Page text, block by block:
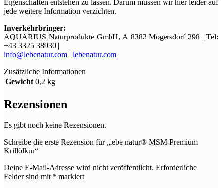
Eigenschaften entstehen zu lassen. Darum müssen wir hier leider auf
jede weitere Information verzichten.
Inverkehrbringer:
AQUARIUS Naturprodukte GmbH, A-8382 Mogersdorf 298 | Tel:
+43 3325 38930 |
info@lebenatur.com | lebenatur.com
Zusätzliche Informationen
Gewicht 0,2 kg
Rezensionen
Es gibt noch keine Rezensionen.
Schreibe die erste Rezension für „lebe natur® MSM-Premium
Krillölkur“
Deine E-Mail-Adresse wird nicht veröffentlicht. Erforderliche
Felder sind mit * markiert